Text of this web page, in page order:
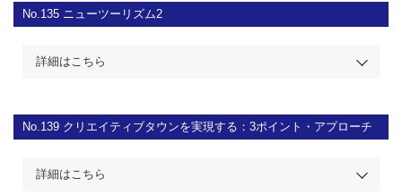
No.135 ニューツーリズム2
詳細はこちら
No.139 クリエイティブタウンを実現する：3ポイント・アプローチ
詳細はこちら